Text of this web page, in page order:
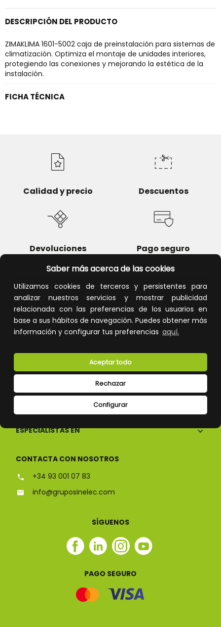
Saber más acerca de las cookies
Utilizamos cookies de terceros y persistentes para
analizar nuestros servicios y mostrar publicidad
relacionada con las preferencias de los usuarios en
base a sus hábitos de navegación. Puedes obtener más
información y configurar tus preferencias aquí.
Configurar
Rechazar
Aceptar todo
DESCRIPCIÓN DEL PRODUCTO
ZIMAKLIMA 1601-5002 caja de preinstalación para sistemas de
climatización. Optimiza el montaje de unidades interiores,
protegiendo las conexiones y mejorando la estética de la
instalación.
FICHA TÉCNICA
Calidad y precio Descuentos
Devoluciones Pago seguro
Atención al cliente
ESPECIALISTAS EN
CONTACTA CON NOSOTROS
+34 93 001 07 83
info@gruposinelec.com
SÍGUENOS
Facebook
Linkedin
Instagram
Youtube
PAGO SEGURO